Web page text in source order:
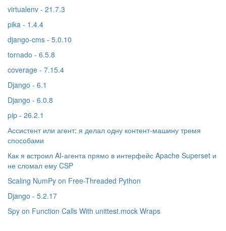
virtualenv - 21.7.3
pika - 1.4.4
django-cms - 5.0.10
tornado - 6.5.8
coverage - 7.15.4
Django - 6.1
Django - 6.0.8
pip - 26.2.1
Ассистент или агент: я делал одну контент-машину тремя
способами
Как я встроил AI‑агента прямо в интерфейс Apache Superset и
не сломал ему CSP
Scaling NumPy on Free-Threaded Python
Django - 5.2.17
Spy on Function Calls With unittest.mock Wraps